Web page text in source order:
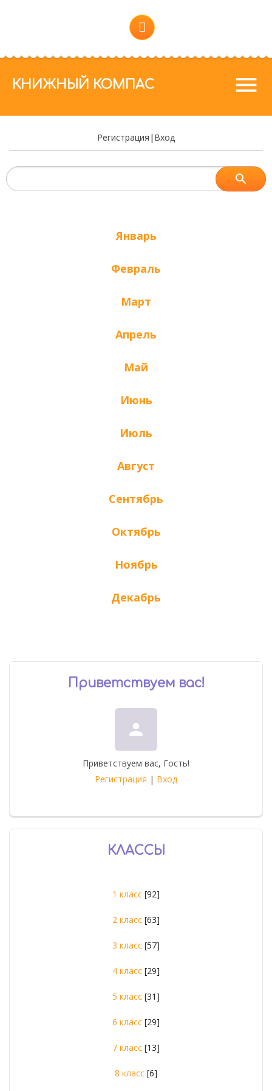
КНИЖНЫЙ КОМПАС menu
Регистрация | Вход
Январь
Февраль
Март
Апрель
Май
Июнь
Июль
Август
Сентябрь
Октябрь
Ноябрь
Декабрь
Приветствуем вас!
person
Приветствуем вас, Гость!
Регистрация | Вход
КЛАССЫ
1 класс [92]
2 класс [63]
3 класс [57]
4 класс [29]
5 класс [31]
6 класс [29]
7 класс [13]
8 класс [6]